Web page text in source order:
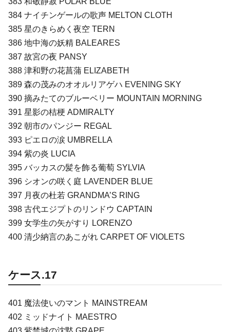
384 ナイチンゲールの歌声 MELTON CLOTH
385 星のきらめく夜空 TERN
386 地中海の妖精 BALEARES
387 故宮の夜 PANSY
388 津和野の花菖蒲 ELIZABETH
389 森の茂みのオオルリアゲハ EVENING SKY
390 摘みたてのブルーベリー MOUNTAIN MORNING
391 星影の桔梗 ADMIRALTY
392 朝市のパンジー REGAL
393 ピエロの涙 UMBRELLA
394 紫の炎 LUCIA
395 バッカスの髪を飾る葡萄 SYLVIA
396 シオンの咲く庭 LAVENDER BLUE
397 月夜の杜若 GRANDMA’S RING
398 古代エジプトのリンドウ CAPTAIN
399 女学生の矢がすり LORENZO
400 清少納言のあこがれ CARPET OF VIOLETS
ケース.17
401 魔法使いのマント MAINSTREAM
402 ミッドナイト MAESTRO